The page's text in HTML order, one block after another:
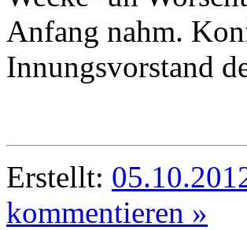
Anfang nahm.
Innungsvorstand
Erstellt:
kommentieren »